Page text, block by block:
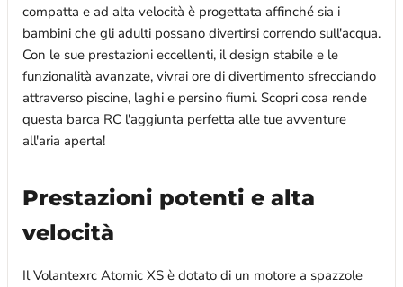
compatta e ad alta velocità è progettata affinché sia ​​i
bambini che gli adulti possano divertirsi correndo sull'acqua.
Con le sue prestazioni eccellenti, il design stabile e le
funzionalità avanzate, vivrai ore di divertimento sfrecciando
attraverso piscine, laghi e persino fiumi. Scopri cosa rende
questa barca RC l'aggiunta perfetta alle tue avventure
all'aria aperta!
Prestazioni potenti e alta
velocità
Il Volantexrc Atomic XS è dotato di un motore a spazzole